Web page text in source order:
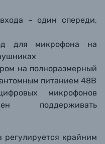
– один спереди,
для микрофона на
на полноразмерный
питанием 48В
микрофонов
поддерживать
регулируется крайним